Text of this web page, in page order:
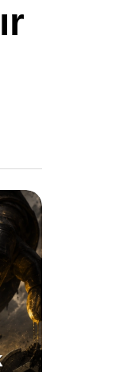
Haberleri
Facebook
Instagram